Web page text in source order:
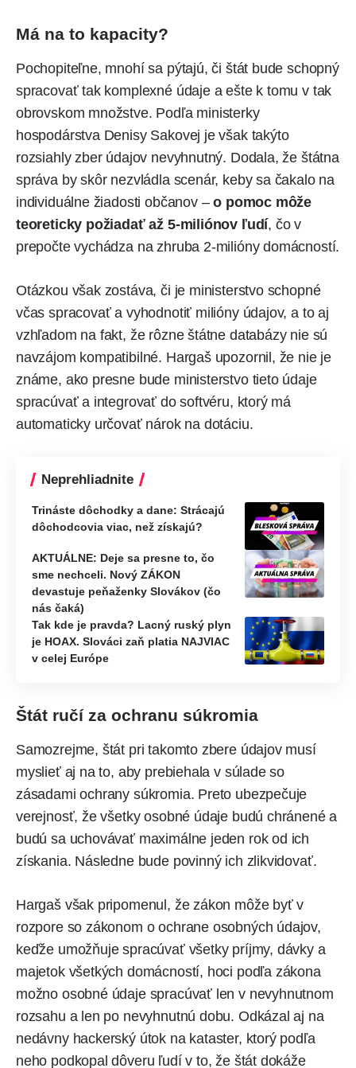
Má na to kapacity?
Pochopiteľne, mnohí sa pýtajú, či štát bude schopný
spracovať tak komplexné údaje a ešte k tomu v tak
obrovskom množstve. Podľa ministerky
hospodárstva Denisy Sakovej je však takýto
rozsiahly zber údajov nevyhnutný. Dodala, že štátna
správa by skôr nezvládla scenár, keby sa čakalo na
individuálne žiadosti občanov –o pomoc môže
teoreticky požiadať až 5-miliónov ľudí, čo v
prepočte vychádza na zhruba 2-milióny domácností.
Otázkou však zostáva, či je ministerstvo schopné
včas spracovať a vyhodnotiť milióny údajov, a to aj
vzhľadom na fakt, že rôzne štátne databázy nie sú
navzájom kompatibilné. Hargaš upozornil, že nie je
známe, ako presne bude ministerstvo tieto údaje
spracúvať a integrovať do softvéru, ktorý má
automaticky určovať nárok na dotáciu.
Neprehliadnite
Trináste dôchodky a dane: Strácajú
dôchodcovia viac, než získajú?
AKTUÁLNE: Deje sa presne to, čo
sme nechceli. Nový ZÁKON
devastuje peňaženky Slovákov (čo
nás čaká)
Tak kde je pravda? Lacný ruský plyn
je HOAX. Slováci zaň platia NAJVIAC
v celej Európe
Štát ručí za ochranu súkromia
Samozrejme, štát pri takomto zbere údajov musí
myslieť aj na to, aby prebiehala v súlade so
zásadami ochrany súkromia. Preto ubezpečuje
verejnosť, že všetky osobné údaje budú chránené a
budú sa uchovávať maximálne jeden rok od ich
získania. Následne bude povinný ich zlikvidovať.
Hargaš však pripomenul, že zákon môže byť v
rozpore so zákonom o ochrane osobných údajov,
keďže umožňuje spracúvať všetky príjmy, dávky a
majetok všetkých domácností, hoci podľa zákona
možno osobné údaje spracúvať len v nevyhnutnom
rozsahu a len po nevyhnutnú dobu. Odkázal aj na
nedávny hackerský útok na kataster, ktorý podľa
neho podkopal dôveru ľudí v to, že štát dokáže